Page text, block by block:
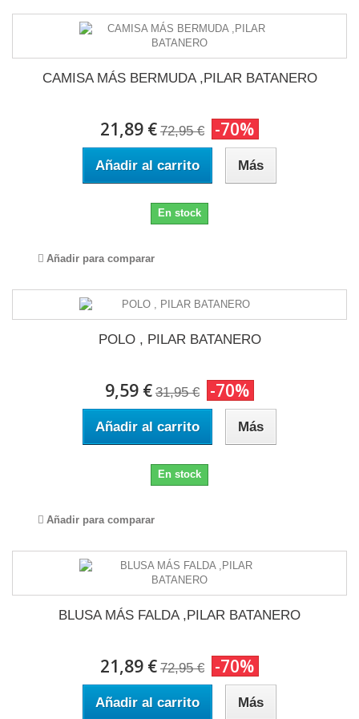
CAMISA MÁS BERMUDA ,PILAR BATANERO
21,89 € 72,95 € -70%
Añadir al carrito Más
En stock
Añadir para comparar
POLO , PILAR BATANERO
9,59 € 31,95 € -70%
Añadir al carrito Más
En stock
Añadir para comparar
BLUSA MÁS FALDA ,PILAR BATANERO
21,89 € 72,95 € -70%
Añadir al carrito Más